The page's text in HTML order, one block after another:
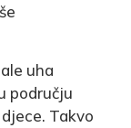
uha
području
Takvo